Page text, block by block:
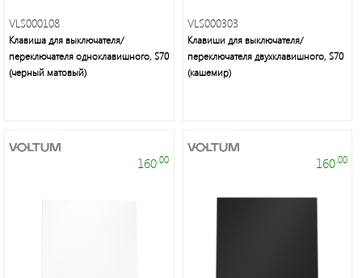
Кабельно-
проводниковая
светильники
VLS000108
Клавиша для выключателя/
переключателя одноклавишного, S70
(черный матовый)
VLS000303
Клавиши для выключателя/
переключателя двухклавишного, S70
(кашемир)
160.00 160.00